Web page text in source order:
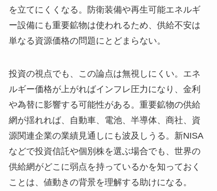
を立てにくくなる。防衛装備や再生可能エネルギ
ー設備にも重要鉱物は使われるため、供給不安は
単なる資源価格の問題にとどまらない。
投資の視点でも、この論点は無視しにくい。エネ
ルギー価格が上がればインフレ圧力になり、金利
や為替に影響する可能性がある。重要鉱物の供給
網が揺れれば、自動車、電池、半導体、商社、資
源関連企業の業績見通しにも波及しうる。新NISA
などで投資信託や個別株を選ぶ場合でも、世界の
供給網がどこに弱点を持っているかを知っておく
ことは、値動きの背景を理解する助けになる。